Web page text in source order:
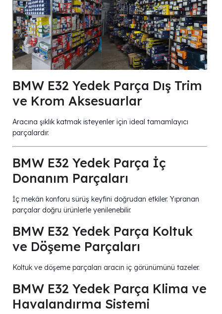
BMW E32 Yedek Parça Dış Trim
ve Krom Aksesuarlar
Aracına şıklık katmak isteyenler için ideal tamamlayıcı
parçalardır.
BMW E32 Yedek Parça İç
Donanım Parçaları
İç mekân konforu sürüş keyfini doğrudan etkiler. Yıpranan
parçalar doğru ürünlerle yenilenebilir.
BMW E32 Yedek Parça Koltuk
ve Döşeme Parçaları
Koltuk ve döşeme parçaları aracın iç görünümünü tazeler.
BMW E32 Yedek Parça Klima ve
Havalandırma Sistemi